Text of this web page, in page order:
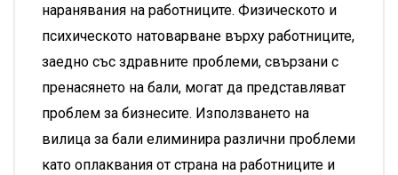
наранявания на работниците. Физическото и
психическото натоварване върху работниците,
заедно със здравните проблеми, свързани с
пренасянето на бали, могат да представляват
проблем за бизнесите. Използването на
вилица за бали елиминира различни проблеми
като оплаквания от страна на работниците и